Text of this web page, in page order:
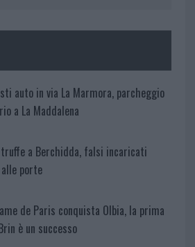
auto in via La Marmora, parcheggio
a La Maddalena
a Berchidda, falsi incaricati
porte
de Paris conquista Olbia, la prima
è un successo